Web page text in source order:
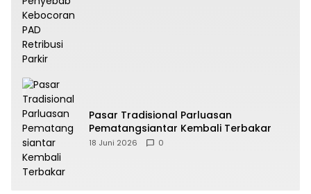
Pasar Tradisional Parluasan
Pematangsiantar Kembali Terbakar
18 Juni 2026 0